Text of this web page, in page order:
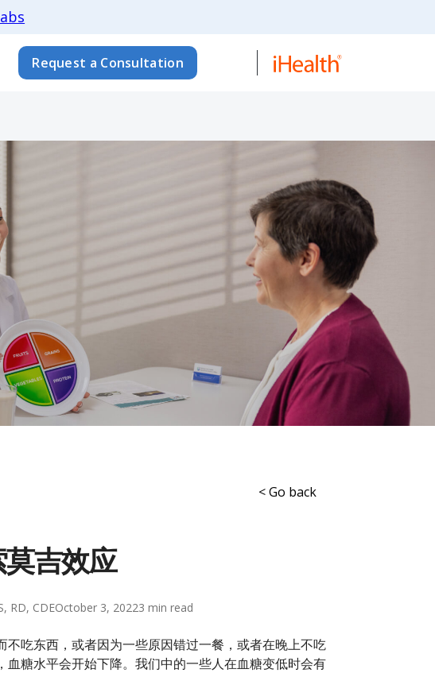
Request a Consultation
< Go back
吉效应
RD, CDEOctober 3, 20223
吃东西，或者因为一些原因错过一餐，或者在晚上不吃
糖水平会开始下降。我们中的一些人在血糖变低时会有